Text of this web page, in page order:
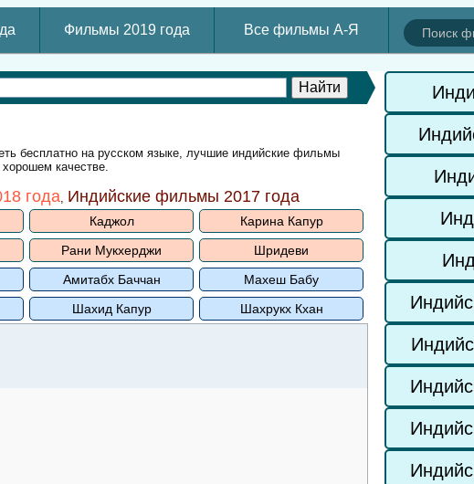
Фильмы 2019 года Все фильмы А-Я
бесплатно на русском языке, лучшие индийские фильмы
качестве.
года, Индийские фильмы 2017 года
Каджол
Карина Капур
Рани Мукхерджи
Шридеви
Амитабх Баччан
Махеш Бабу
Шахид Капур Шахрукх Кхан